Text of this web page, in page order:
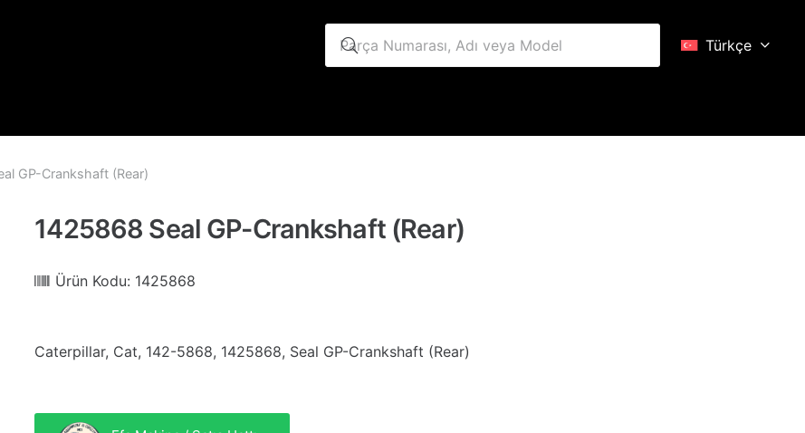
Türkçe
GP-Crankshaft (Rear)
1425868 Seal GP-Crankshaft (Rear)
Ürün Kodu: 1425868
Caterpillar, Cat, 142-5868, 1425868, Seal GP-Crankshaft (Rear)